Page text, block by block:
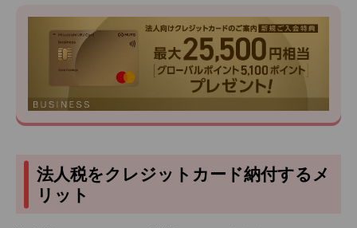
法人税をクレジットカード納付するメ
リット